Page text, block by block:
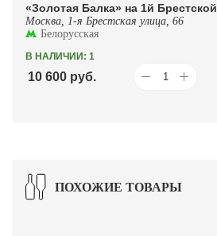
«Золотая Балка» на 1й Брестской
Москва, 1-я Брестская улица, 66
Белорусская
В НАЛИЧИИ: 1
10 600 руб.
ПОХОЖИЕ ТОВАРЫ